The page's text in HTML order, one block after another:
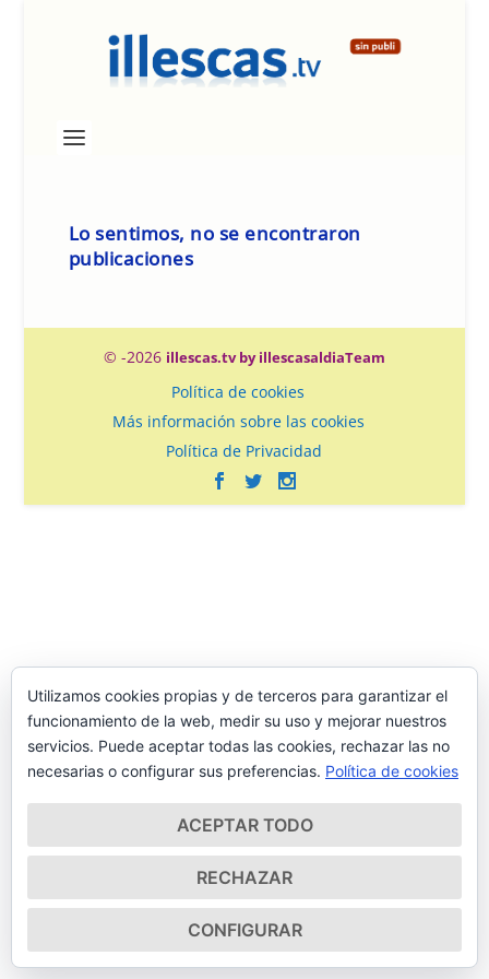
Lo sentimos, no se encontraron
publicaciones
© -2026 illescas.tv by illescasaldiaTeam
Política de cookies
Más información sobre las cookies
Política de Privacidad
Utilizamos cookies propias y de terceros para garantizar el
funcionamiento de la web, medir su uso y mejorar nuestros
servicios. Puede aceptar todas las cookies, rechazar las no
necesarias o configurar sus preferencias. Política de cookies
ACEPTAR TODO
RECHAZAR
CONFIGURAR